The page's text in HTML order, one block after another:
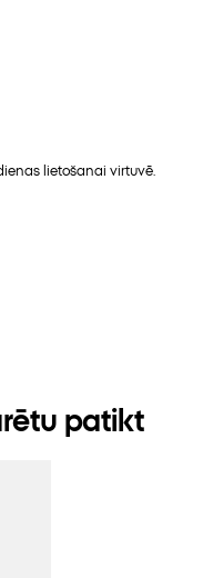
lietošanai virtuvē.
patikt